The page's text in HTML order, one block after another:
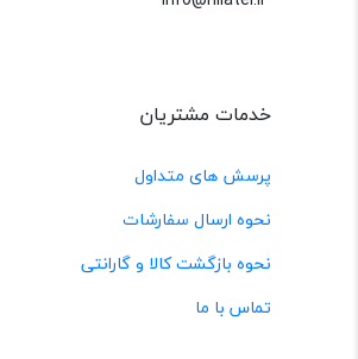
خدمات مشتریان
پرسش های متداول
نحوه ارسال سفارشات
نحوه بازگشت کالا و گارانتی
تماس با ما